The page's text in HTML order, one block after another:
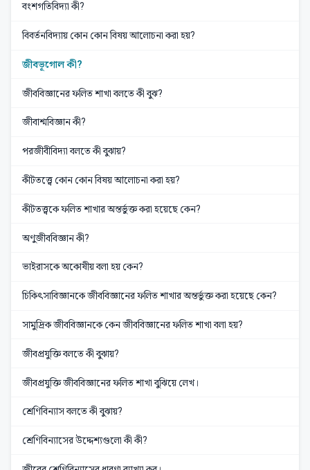
বংশগতিবিদ্যা কী?
বিবর্তনবিদ্যায় কোন কোন বিষয় আলোচনা করা হয়?
জীবভূগোল কী?
জীববিজ্ঞানের ফলিত শাখা বলতে কী বুঝ?
জীবাশ্মবিজ্ঞান কী?
পরজীবীবিদ্যা বলতে কী বুঝায়?
কীটতত্ত্বে কোন কোন বিষয় আলোচনা করা হয়?
কীটতত্ত্বকে ফলিত শাখার অন্তর্ভুক্ত করা হয়েছে কেন?
অণুজীববিজ্ঞান কী?
ভাইরাসকে অকোষীয় বলা হয় কেন?
চিকিৎসাবিজ্ঞানকে জীববিজ্ঞানের ফলিত শাখার অন্তর্ভুক্ত করা হয়েছে কেন?
সামুদ্রিক জীববিজ্ঞানকে কেন জীববিজ্ঞানের ফলিত শাখা বলা হয়?
জীবপ্রযুক্তি বলতে কী বুঝায়?
জীবপ্রযুক্তি জীববিজ্ঞানের ফলিত শাখা বুঝিয়ে লেখ।
শ্রেণিবিন্যাস বলতে কী বুঝায়?
শ্রেণিবিন্যাসের উদ্দেশ্যগুলো কী কী?